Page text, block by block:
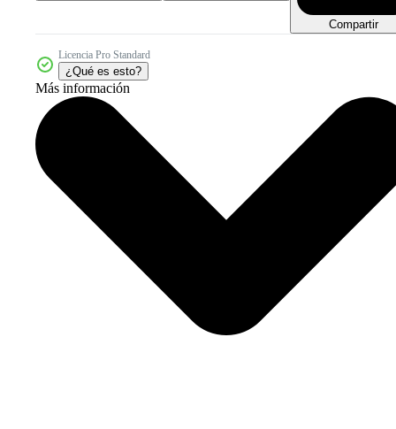
Compartir
Licencia Pro Standard
¿Qué es esto?
Más información